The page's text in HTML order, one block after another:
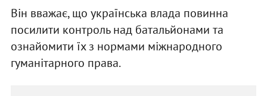
Він вважає, що українська влада повинна
посилити контроль над батальйонами та
ознайомити їх з нормами міжнародного
гуманітарного права.